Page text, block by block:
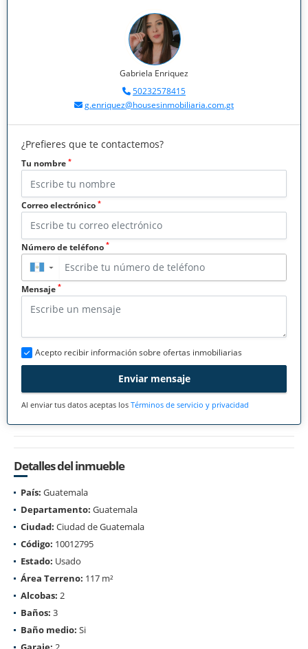
Gabriela Enriquez
50232578415
g.enriquez@housesinmobiliaria.com.gt
¿Prefieres que te contactemos?
Tu nombre *
Correo electrónico *
Número de teléfono *
▼
Mensaje *
Acepto recibir información sobre ofertas inmobiliarias
Enviar mensaje
Al enviar tus datos aceptas los Términos de servicio y privacidad
Detalles del inmueble
País: Guatemala
Departamento: Guatemala
Ciudad: Ciudad de Guatemala
Código: 10012795
Estado: Usado
Área Terreno: 117 m²
Alcobas: 2
Baños: 3
Baño medio: Si